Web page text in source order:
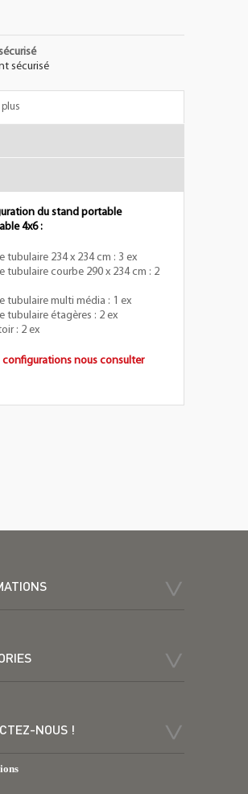
plus
du stand portable
4x6 :
tubulaire 234 x 234 cm : 3 ex
tubulaire courbe 290 x 234 cm : 2
tubulaire multi média : 1 ex
tubulaire étagères : 2 ex
: 2 ex
configurations nous consulter
NOUS !